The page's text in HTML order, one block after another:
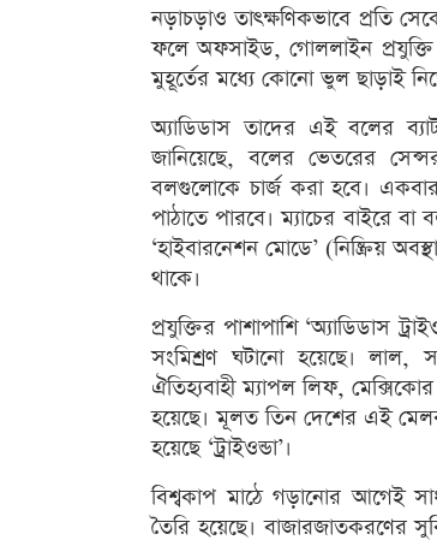
নড়াচড়াও তাৎক্ষণিকভাবে প্রতি
ফলে অফসাইড, গোললাইন প্রযুক্তি
মুহূর্তের মধ্যে কোনো ভুল ছাড়াই
অ্যাডিডাস তাদের এই বলের
জানিয়েছে, বলের ভেতরের
বলগুলোকে চার্জ করা হবে। একবার
পাঠাতে পারবে। ম্যাচের বাইরে বা
‘হাইবারনেশন মোডে’ (নিষ্ক্রিয়
থাকে।
প্রযুক্তির পাশাপাশি ‘অ্যাডিডাস
সংমিশ্রণ ঘটানো হয়েছে।
ঐতিহ্যবাহী ম্যাপল লিফ,
হয়েছে। মূলত তিন দেশের এই
হয়েছে ‘ট্রাইওন্ডা’।
বিশ্বকাপ মাঠে গড়ানোর আগেই
তৈরি হয়েছে। বাজারজাতকরণের